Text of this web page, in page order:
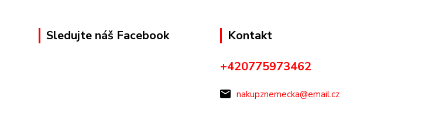
Sledujte náš Facebook
Kontakt
+420775973462
nakupznemecka@email.cz